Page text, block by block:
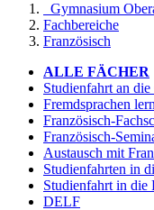
Gymnasium
Fachbereiche
Französisch
ALLE FÄCHER
Studienfahrt an
Fremdsprachen
Französisch-
Französisch-
Austausch mit
Studienfahrten in
Studienfahrt in die
DELF